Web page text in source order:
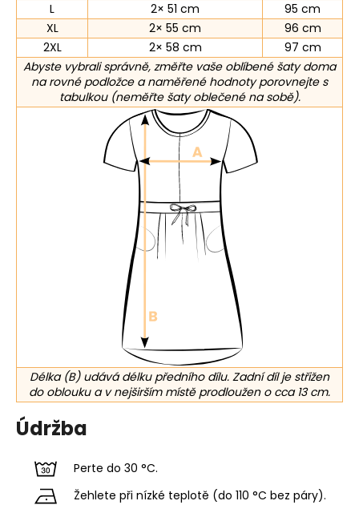
L
2× 51 cm
95 cm
XL
2× 55 cm
96 cm
2XL
2× 58 cm
97 cm
Abyste vybrali správně, změřte vaše oblíbené šaty doma
na rovné podložce a naměřené hodnoty porovnejte s
tabulkou (neměřte šaty oblečené na sobě).
Délka (B) udává délku předního dílu. Zadní díl je střižen
do oblouku a v nejširším místě prodloužen o cca 13 cm.
Údržba
Perte do 30 °C.
Žehlete při nízké teplotě (do 110 °C bez páry).